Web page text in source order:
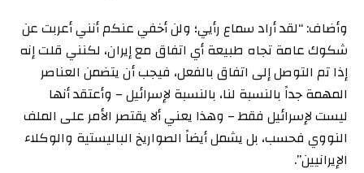
وأضاف: “لقد أراد سماع رأيي؛ ولن أخفي عنكم أنني أعربت عن
شكوك عامة تجاه طبيعة أي اتفاق مع إيران، لكنني قلت إنه
إذا تم التوصل إلى اتفاق بالفعل، فيجب أن يتضمن العناصر
المهمة جداً بالنسبة لنا، بالنسبة لإسرائيل – وأعتقد أنها
ليست لإسرائيل فقط – وهذا يعني ألا يقتصر الأمر على الملف
النووي فحسب، بل يشمل أيضاً الصواريخ الباليستية والوكلاء
الإيرانيين”.